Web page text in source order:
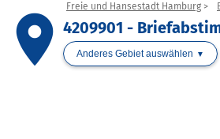
place
Freie und Hansestadt Hamburg
4209901 -
Anderes Gebiet auswählen